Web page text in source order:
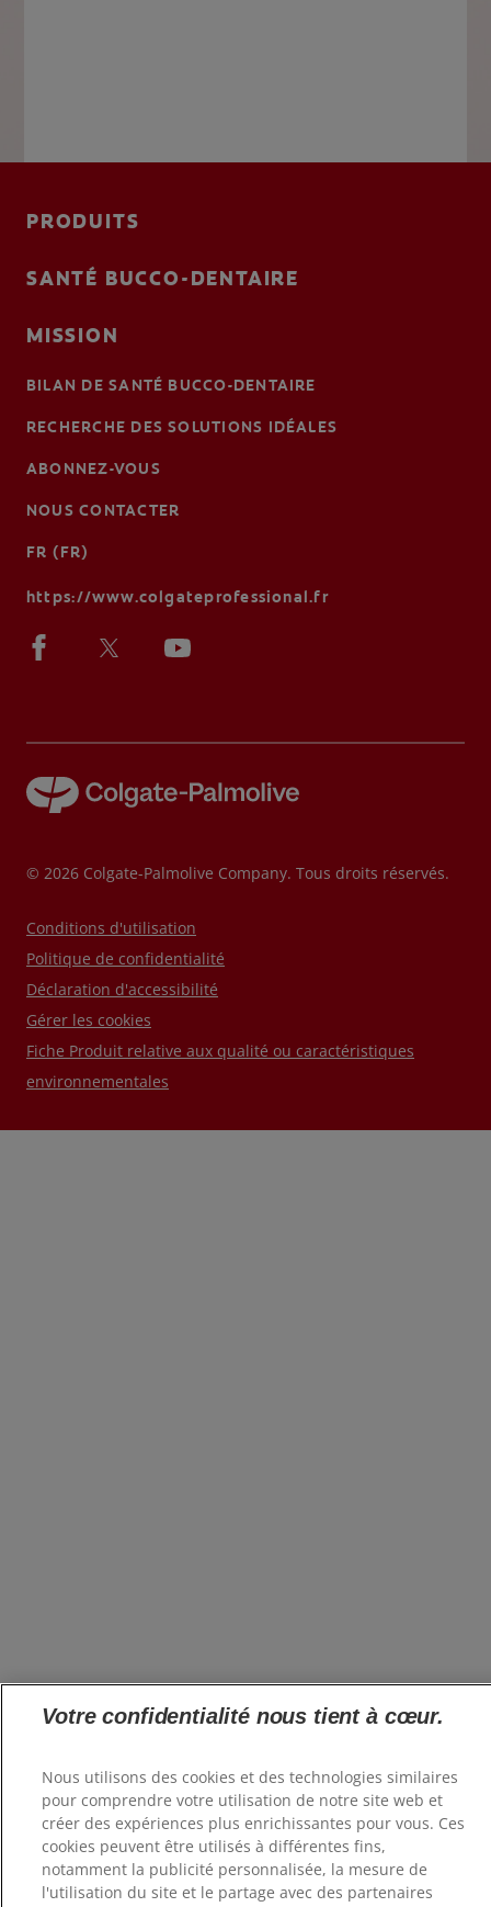
PRODUITS
SANTÉ BUCCO-DENTAIRE
MISSION
BILAN DE SANTÉ BUCCO-DENTAIRE
RECHERCHE DES SOLUTIONS IDÉALES
ABONNEZ-VOUS
NOUS CONTACTER
FR (FR)
https://www.colgateprofessional.fr
© 2026 Colgate-Palmolive Company. Tous droits réservés.
Conditions d'utilisation
Politique de confidentialité
Déclaration d'accessibilité
Gérer les cookies
Fiche Produit relative aux qualité ou caractéristiques
environnementales
Votre confidentialité nous tient à cœur.
Nous utilisons des cookies et des technologies similaires
pour comprendre votre utilisation de notre site web et
créer des expériences plus enrichissantes pour vous. Ces
cookies peuvent être utilisés à différentes fins,
notamment la publicité personnalisée, la mesure de
l'utilisation du site et le partage avec des partenaires